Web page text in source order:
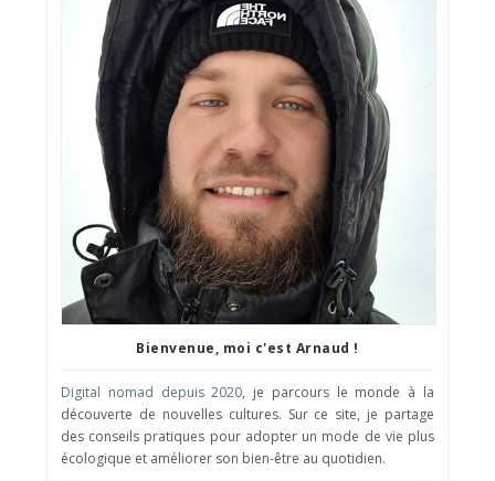
Bienvenue, moi c'est Arnaud !
Digital nomad depuis 2020, je parcours le monde à la
découverte de nouvelles cultures. Sur ce site, je partage
des conseils pratiques pour adopter un mode de vie plus
écologique et améliorer son bien-être au quotidien.